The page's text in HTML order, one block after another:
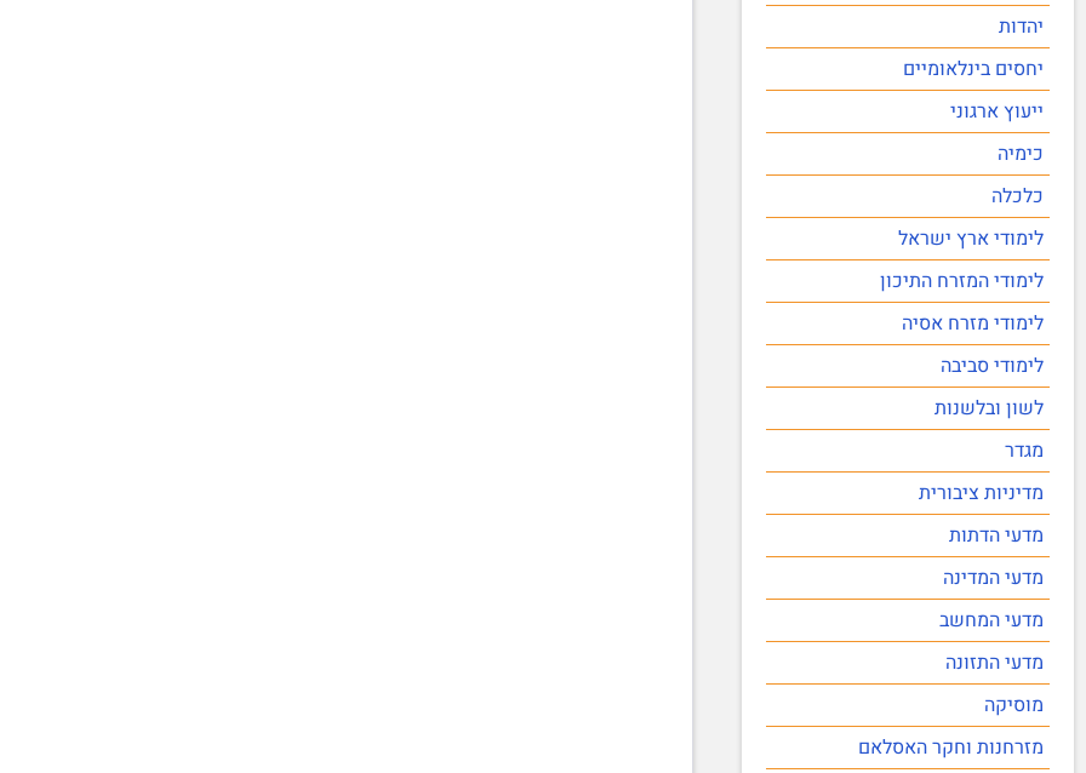
יהדות
יחסים בינלאומיים
ייעוץ ארגוני
כימיה
כלכלה
לימודי ארץ ישראל
לימודי המזרח התיכון
לימודי מזרח אסיה
לימודי סביבה
לשון ובלשנות
מגדר
מדיניות ציבורית
מדעי הדתות
מדעי המדינה
מדעי המחשב
מדעי התזונה
מוסיקה
מזרחנות וחקר האסלאם